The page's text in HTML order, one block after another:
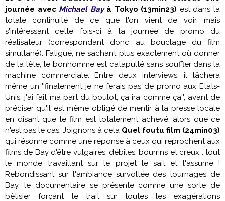
journée avec Michael Bayà Tokyo (13min23) est dans la
totale continuité de ce que l'on vient de voir, mais
s'intéressant cette fois-ci à la journée de promo du
réalisateur (correspondant donc au bouclage du film
simultané). Fatigué, ne sachant plus exactement où donner
de la tête, le bonhomme est catapulté sans souffler dans la
machine commerciale. Entre deux interviews, il lâchera
même un ''finalement je ne ferais pas de promo aux Etats-
Unis, j'ai fait ma part du boulot, ça ira comme ça'', avant de
préciser qu'il est même obligé de mentir à la presse locale
en disant que le film est totalement achevé, alors que ce
n'est pas le cas. Joignons à cela Quel foutu film (24min03)
qui résonne comme une réponse à ceux qui reprochent aux
films de Bay d'être vulgaires, débiles, bourrins et creux : tout
le monde travaillant sur le projet le sait et l'assume !
Rebondissant sur l'ambiance survoltée des tournages de
Bay, le documentaire se présente comme une sorte de
bêtisier forçant le trait sur toutes les exagérations